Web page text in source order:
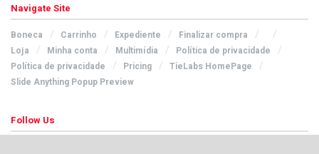
Navigate Site
Boneca Carrinho Expediente
Finalizar compra
Loja
Minha conta Multimídia
Política de privacidade
Política de privacidade
Pricing
TieLabs HomePage
Slide Anything Popup Preview
Follow Us